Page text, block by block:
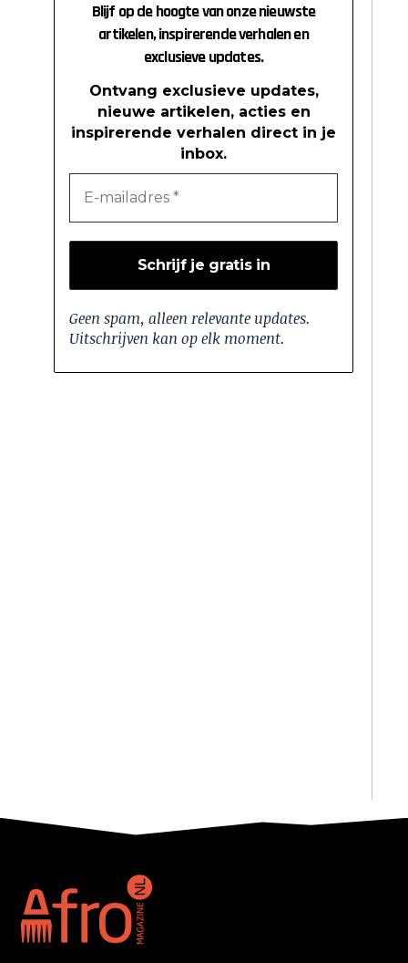
Blijf op de hoogte van onze nieuwste
artikelen, inspirerende verhalen en
exclusieve updates.
Ontvang exclusieve updates,
nieuwe artikelen, acties en
inspirerende verhalen direct in je
inbox.
Geen spam, alleen relevante updates.
Uitschrijven kan op elk moment.